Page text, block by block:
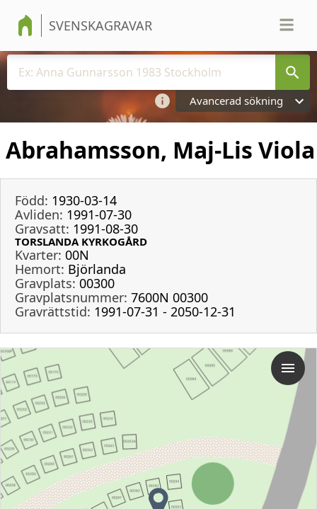
SVENSKAGRAVAR
Avancerad sökning
Abrahamsson, Maj-Lis Viola
Född: 1930-03-14
Avliden: 1991-07-30
Gravsatt: 1991-08-30
TORSLANDA KYRKOGÅRD
Kvarter: 00N
Hemort: Björlanda
Gravplats: 00300
Gravplatsnummer: 7600N 00300
Gravrättstid: 1991-07-31 - 2050-12-31